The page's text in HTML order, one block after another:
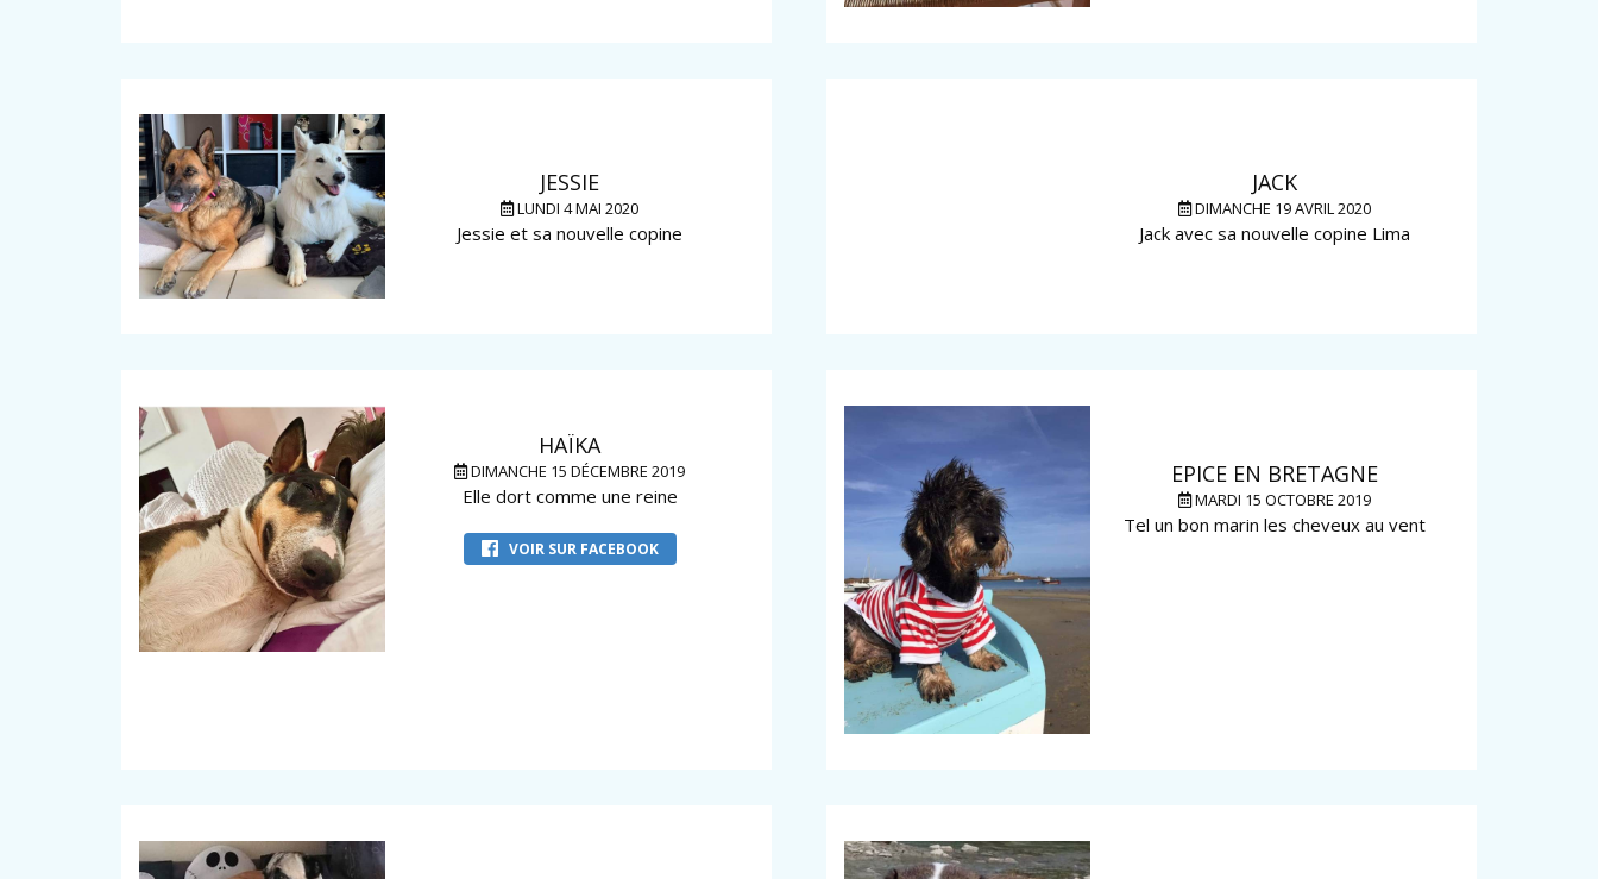
JESSIE
LUNDI 4 MAI 2020
Jessie et sa nouvelle copine
JACK
DIMANCHE 19 AVRIL 2020
Jack avec sa nouvelle copine Lima
HAÏKA
DIMANCHE 15 DÉCEMBRE 2019
Elle dort comme une reine
VOIR SUR FACEBOOK
EPICE EN BRETAGNE
MARDI 15 OCTOBRE 2019
Tel un bon marin les cheveux au vent